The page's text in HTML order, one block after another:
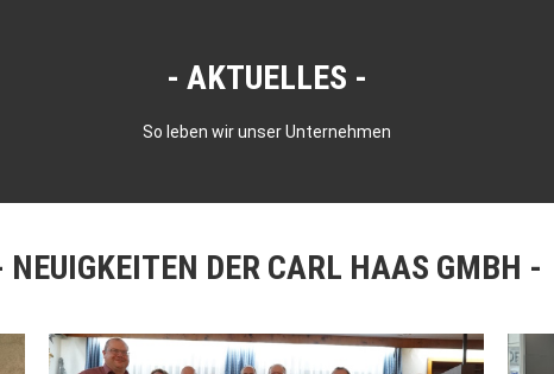
AKTUELLES
So leben wir unser Unternehmen
NEUIGKEITEN DER CARL HAAS GMBH